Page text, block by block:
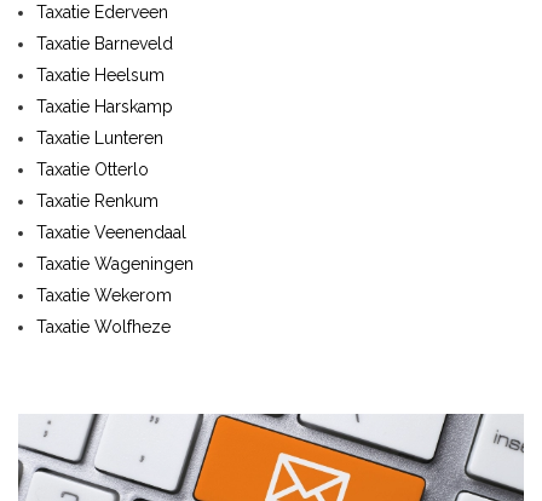
Taxatie Ederveen
Taxatie Barneveld
Taxatie Heelsum
Taxatie Harskamp
Taxatie Lunteren
Taxatie Otterlo
Taxatie Renkum
Taxatie Veenendaal
Taxatie Wageningen
Taxatie Wekerom
Taxatie Wolfheze